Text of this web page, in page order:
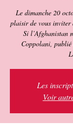
Le dimanche 20
plaisir de vous
Si l’Afghanistan
Coppolani,
Les
Voir